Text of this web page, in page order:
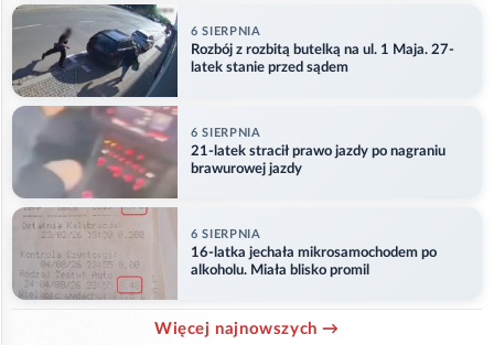
6 SIERPNIA
Rozbój z rozbitą butelką na ul. 1 Maja. 27-
latek stanie przed sądem
6 SIERPNIA
21-latek stracił prawo jazdy po nagraniu
brawurowej jazdy
6 SIERPNIA
16-latka jechała mikrosamochodem po
alkoholu. Miała blisko promil
Więcej najnowszych →